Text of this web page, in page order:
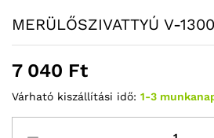
MERÜLŐSZIVATTYÚ V-
7 040 Ft
Várható kiszállítási idő: 1-3